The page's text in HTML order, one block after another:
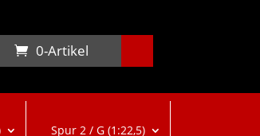
0-Artikel
Spur 2 / G (1:22,5)